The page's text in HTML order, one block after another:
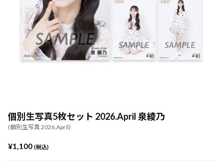
個別生写真5枚セット 2026.April 泉綾乃
(個別生写真 2026.April)
¥1,100 (税込)